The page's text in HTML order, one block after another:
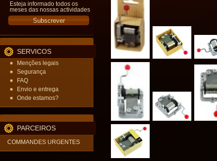
Esteja informado todos os
meses das nossas actividades
SERVICOS
Menções legais
Segurança
FAQ
Envio e entrega
Onde estamos?
PARCEIROS
COMMANDES URGENTES